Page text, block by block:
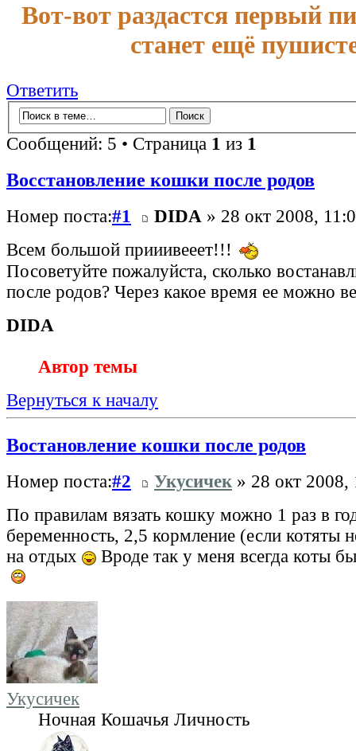
Вот-вот раздастся первый
станет ещё
Ответить
Сообщений: 5 • Страница 1 из 1
Восстановление кошки после родов
Номер поста:#1 DIDA » 28 окт 2008,
Всем большой прииивееет!!!
Посоветуйте пожалуйста, сколько
после родов? Через какое время ее можно
DIDA
Автор темы
Вернуться к началу
Востановление кошки после родов
Номер поста:#2 Укусичек » 28 окт 2008,
По правилам вязать кошку можно 1 раз в
беременность, 2,5 кормление (если котяты
на отдых
Вроде так у меня всегда коты
Укусичек
Ночная Кошачья Личность